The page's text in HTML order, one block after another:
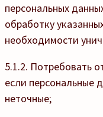
персональных
обработку
необходимости
5.1.2. Потребовать
если персональные
неточные;